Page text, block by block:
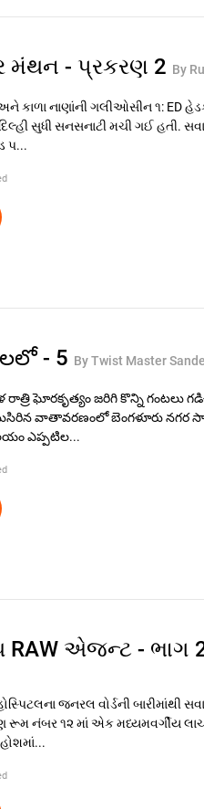
- પ્રકરણ 2 By
કાળા નાણાંની ગલીઓસીન ૧: ED
દિલ્હી સુધી સનસનાટી મચી ગઈ હતી.
પ...
- 5 By Twist Master
రాత్రి ఘోరకృత్యం జరిగి కొన్ని గంటలు
వాతావరణంలో బెంగళూరు నగర
ఎప్పటిల...
એજન્ટ - ભાગ
જનરલ વોર્ડની બારીમાંથી
રૂમ નંબર ૧૨ માં એક મધ્યમવર્ગીય